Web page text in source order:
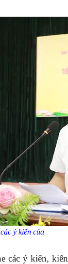
ý kiến của
ý kiến, kiến